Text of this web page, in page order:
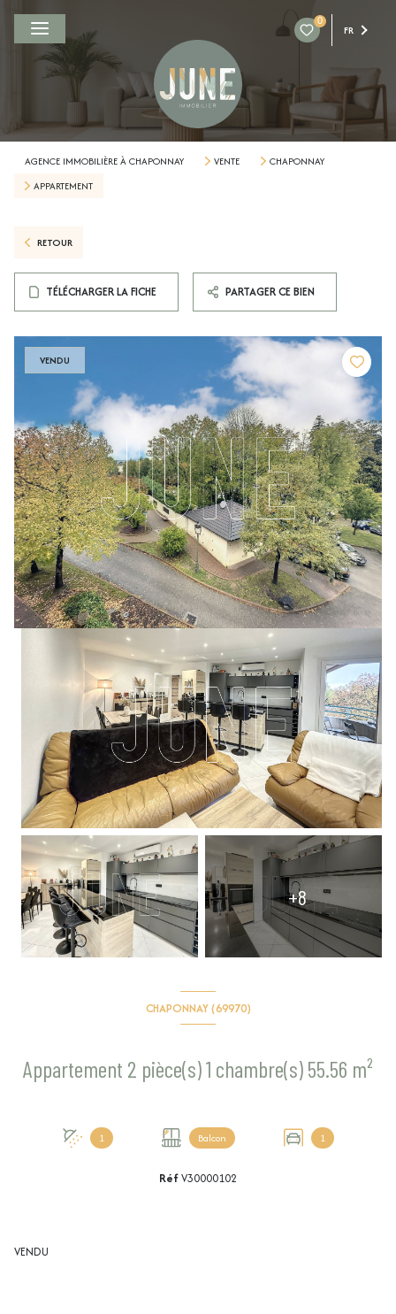
0
FR
AGENCE IMMOBILIÈRE À CHAPONNAY VENTE
CHAPONNAY
APPARTEMENT
RETOUR
TÉLÉCHARGER LA FICHE PARTAGER CE BIEN
VENDU
+8
CHAPONNAY (69970)
Appartement 2 pièce(s) 1 chambre(s) 55.56 m²
1 Balcon 1
RéfV30000102
VENDU